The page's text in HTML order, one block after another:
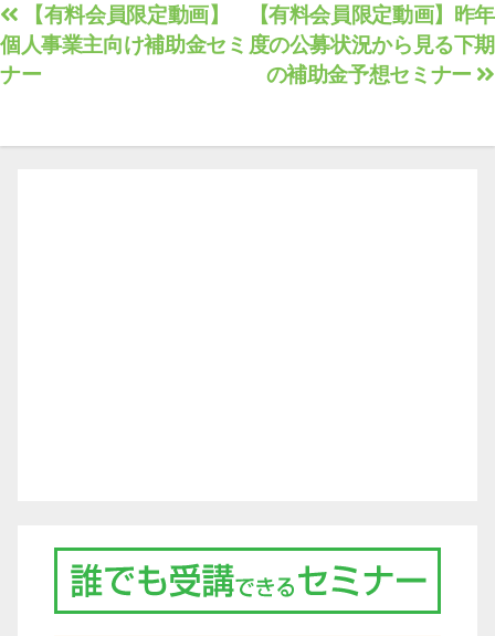
投
稿
ナ
ゲ
【有料会員限定動画】昨年
度の公募状況から見る下期
の補助金予想セミナー
【有料会員限定動画】
個人事業主向け補助金セミ
ナー